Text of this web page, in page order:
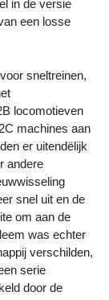
in de versie
een losse
sneltreinen,
locomotieven
machines aan
er uitendëlijk
andere
snel uit en de
om aan de
was echter
verschilden,
serie
door de